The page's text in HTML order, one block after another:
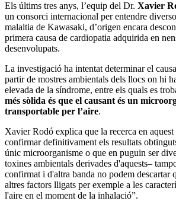
Els últims tres anys, l’equip del Dr. Xavier
un consorci internacional per entendre
malaltia de Kawasaki, d’origen encara
primera causa de cardiopatia adquirida en
desenvolupats.
La investigació ha intentat determinar el
partir de mostres ambientals dels llocs on hi
elevada de la síndrome, entre els quals es
més sòlida és que el causant és un
transportable per l’aire.
Xavier Rodó explica que la recerca en aquest
confirmar definitivament els resultats
únic microorganisme o que en puguin ser
toxines ambientals derivades d'aquests–
confirmat i d'altra banda no podem descartar
altres factors lligats per exemple a les
l'aire en el moment de la inhalació”.